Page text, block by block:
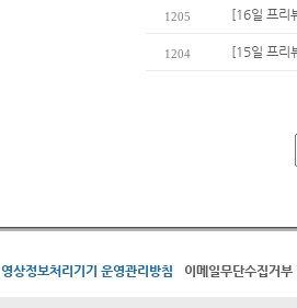
1205 [16일 프리
1204 [15일 프리
영상정보처리기기 운영관리방침 이메일무단수집거부